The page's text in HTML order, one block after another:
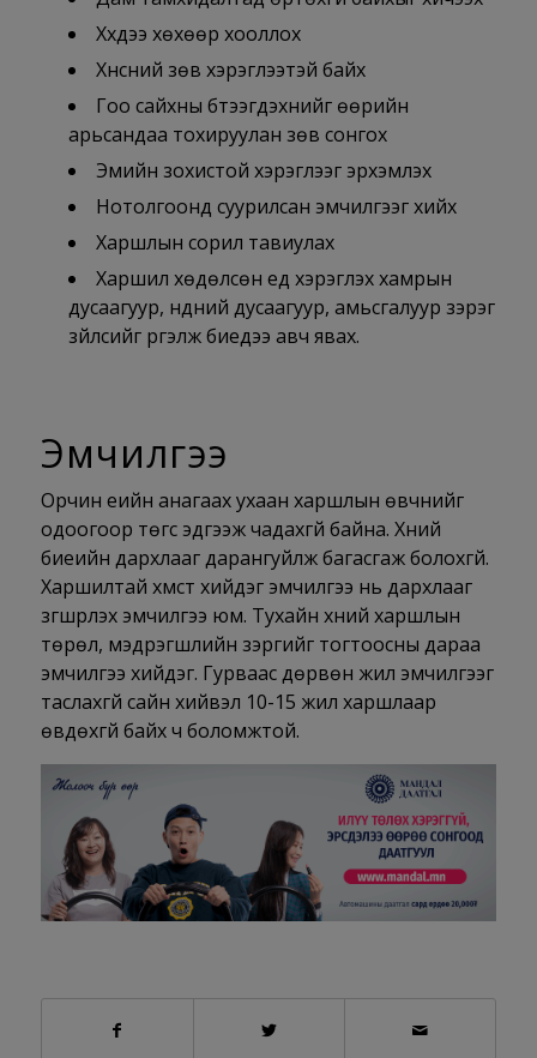
Хүүхдээ хөхөөр хооллох
Хүнсний зөв хэрэглээтэй байх
Гоо сайхны бүтээгдэхүүнийг өөрийн
арьсандаа тохируулан зөв сонгох
Эмийн зохистой хэрэглээг эрхэмлэх
Нотолгоонд суурилсан эмчилгээг хийх
Харшлын сорил тавиулах
Харшил хөдөлсөн үед хэрэглэх хамрын
дусаагуур, нүдний дусаагуур, амьсгалуур зэрэг
зүйлсийг үргэлж биедээ авч явах.
Эмчилгээ
Орчин үеийн анагаах ухаан харшлын өвчнийг
одоогоор төгс эдгээж чадахгүй байна. Хүний
биеийн дархлааг дарангуйлж багасгаж болохгүй.
Харшилтай хүмүүст хийдэг эмчилгээ нь дархлааг
зүгшрүүлэх эмчилгээ юм. Тухайн хүний харшлын
төрөл, мэдрэгшлийн зэргийг тогтоосны дараа
эмчилгээ хийдэг. Гурваас дөрвөн жил эмчилгээг
таслахгүй сайн хийвэл 10-15 жил харшлаар
өвдөхгүй байх ч боломжтой.